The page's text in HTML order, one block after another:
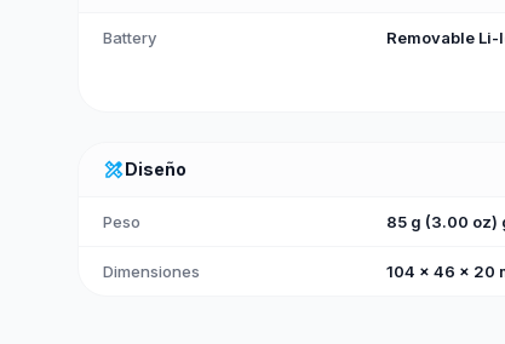
Battery Removable Li-
design_servicesDiseño
Peso 85 g (3.00 oz)
Dimensiones 104 x 46 x 20